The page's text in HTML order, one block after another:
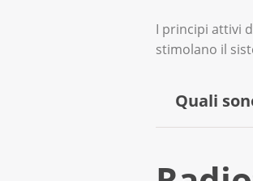
I principi attivi
stimolano il
Quali